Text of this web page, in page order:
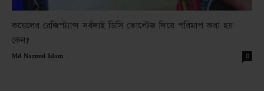
কয়েলের রেজিস্ট্যান্স সর্বদাই ডিসি ভোল্টেজ দিয়ে পরিমাপ করা হয়
কেন?
Md Nazmul Islam 0